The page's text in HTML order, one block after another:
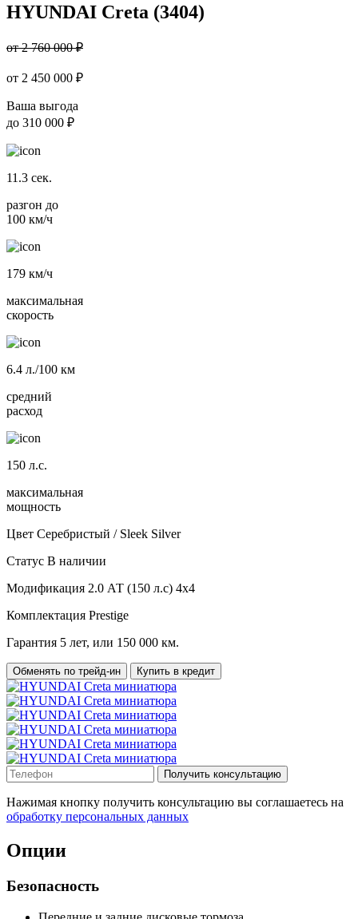
HYUNDAI Creta (3404)
от 2 760 000 ₽
от 2 450 000 ₽
Ваша выгода
до 310 000 ₽
11.3 сек.
разгон до
100 км/ч
179 км/ч
максимальная
скорость
6.4 л./100 км
средний
расход
150 л.с.
максимальная
мощность
Цвет Серебристый / Sleek Silver
Статус В наличии
Модификация 2.0 АТ (150 л.с) 4х4
Комплектация Prestige
Гарантия 5 лет, или 150 000 км.
Обменять по трейд-ин Купить в кредит
Получить консультацию
Нажимая кнопку получить консультацию вы соглашаетесь на
обработку персональных данных
Опции
Безопасность